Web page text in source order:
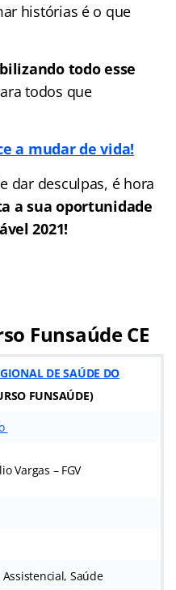
histórias é o que
todo esse
todos que
a mudar de vida!
dar desculpas, é hora
a sua oportunidade
2021!
Funsaúde CE
DE SAÚDE DO
FUNSAÚDE)
Vargas – FGV
Saúde